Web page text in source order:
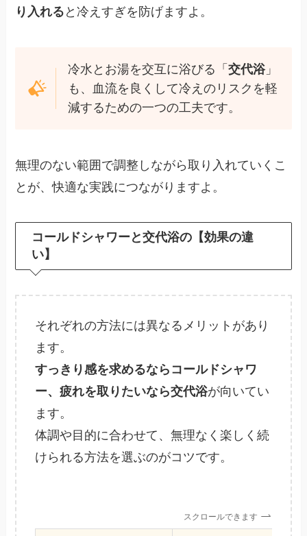
り入れる と冷えすぎを防げますよ。
冷水とお湯を交互に浴びる「 交代浴」
も、血流を良くして冷えのリスクを軽
減するための一つの工夫です。
無理のない範囲で調整しながら取り入れていくこ
とが、快適な実践につながりますよ。
コールドシャワーと交代浴の【効果の違
い】
それぞれの方法には異なるメリットがあり
ます。
すっきり感を求めるならコールドシャワ
ー、疲れを取りたいなら交代浴が向いてい
ます。
体調や目的に合わせて、無理なく楽しく続
けられる方法を選ぶのがコツです。
スクロールできます